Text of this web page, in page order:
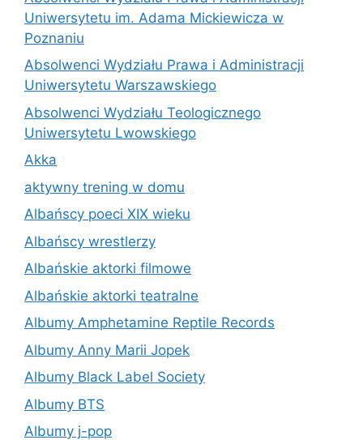
Uniwersytetu im. Adama Mickiewicza w
Poznaniu
Absolwenci Wydziału Prawa i Administracji
Uniwersytetu Warszawskiego
Absolwenci Wydziału Teologicznego
Uniwersytetu Lwowskiego
Akka
aktywny trening w domu
Albańscy poeci XIX wieku
Albańscy wrestlerzy
Albańskie aktorki filmowe
Albańskie aktorki teatralne
Albumy Amphetamine Reptile Records
Albumy Anny Marii Jopek
Albumy Black Label Society
Albumy BTS
Albumy j-pop